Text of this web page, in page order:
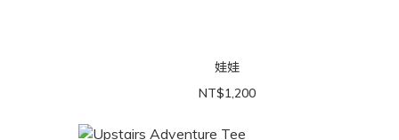
娃娃
NT$1,200